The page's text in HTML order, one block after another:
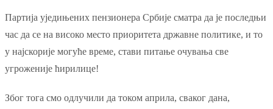
Партија уједињених пензионера Србије сматра да је последњи
час да се на високо место приоритета државне политике, и то
у најскорије могуће време, стави питање очувања све
угроженије ћирилице!
Због тога смо одлучили да током априла, сваког дана,